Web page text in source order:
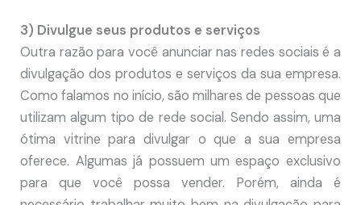
3) Divulgue seus produtos e serviços
Outra razão para você anunciar nas redes sociais é a
divulgação dos produtos e serviços da sua empresa.
Como falamos no início, são milhares de pessoas que
utilizam algum tipo de rede social. Sendo assim, uma
ótima vitrine para divulgar o que a sua empresa
oferece. Algumas já possuem um espaço exclusivo
para que você possa vender. Porém, ainda é